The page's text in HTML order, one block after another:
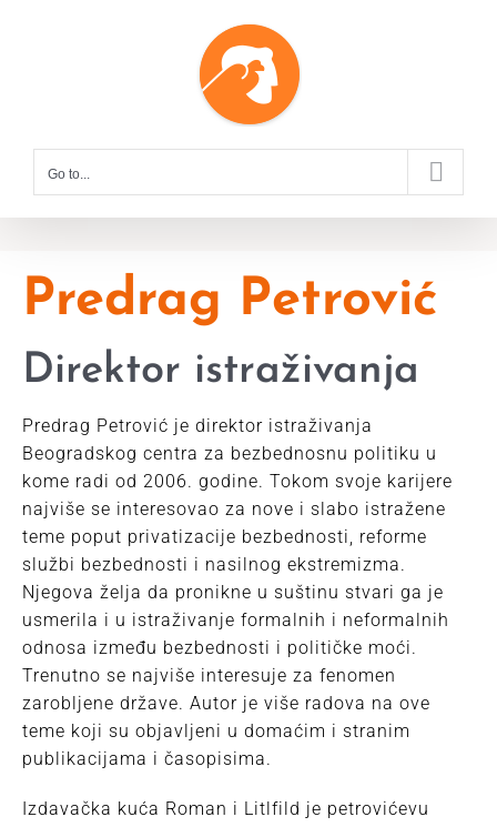
Go to...
Predrag Petrović
Direktor istraživanja
Predrag Petrović je direktor istraživanja
Beogradskog centra za bezbednosnu politiku u
kome radi od 2006. godine. Tokom svoje karijere
najviše se interesovao za nove i slabo istražene
teme poput privatizacije bezbednosti, reforme
službi bezbednosti i nasilnog ekstremizma.
Njegova želja da pronikne u suštinu stvari ga je
usmerila i u istraživanje formalnih i neformalnih
odnosa između bezbednosti i političke moći.
Trenutno se najviše interesuje za fenomen
zarobljene države. Autor je više radova na ove
teme koji su objavljeni u domaćim i stranim
publikacijama i časopisima.
Izdavačka kuća Roman i Litlfild je petrovićevu